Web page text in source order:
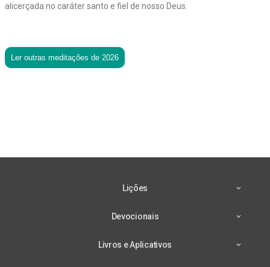
alicerçada no caráter santo e fiel de nosso Deus.
Ler outras meditações de 2026
Lições
Devocionais
Livros e Aplicativos